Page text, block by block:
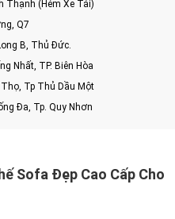
Thạnh (Hẻm Xe Tải)
Q7
B, Thủ Đức.
Nhất, TP. Biên Hòa
Tp Thủ Dầu Một
Đa, Tp. Quy Nhơn
Sofa Đẹp Cao Cấp Cho